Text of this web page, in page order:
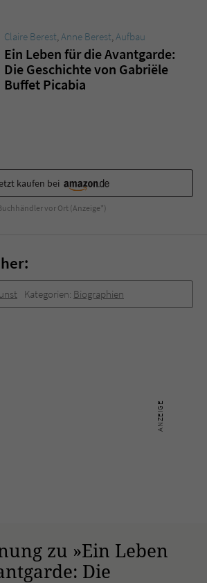
Claire Berest Anne Berest Aufbau
Ein Leben für die Avantgarde:
Die Geschichte von Gabriële
Buffet Picabia
kaufen bei
vor Ort (Anzeige*)
Kategorien: Biographien
zu »Ein Leben
Die